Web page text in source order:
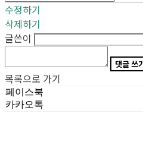
수정하기
삭제하기
글쓴이
댓글 쓰
목록으로 가기
페이스북
카카오톡